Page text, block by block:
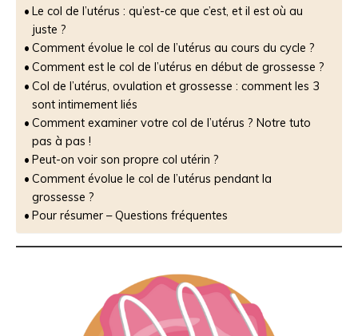
Le col de l’utérus : qu’est-ce que c’est, et il est où au
juste ?
Comment évolue le col de l’utérus au cours du cycle ?
Comment est le col de l’utérus en début de grossesse ?
Col de l’utérus, ovulation et grossesse : comment les 3
sont intimement liés
Comment examiner votre col de l’utérus ? Notre tuto
pas à pas !
Peut-on voir son propre col utérin ?
Comment évolue le col de l’utérus pendant la
grossesse ?
Pour résumer – Questions fréquentes